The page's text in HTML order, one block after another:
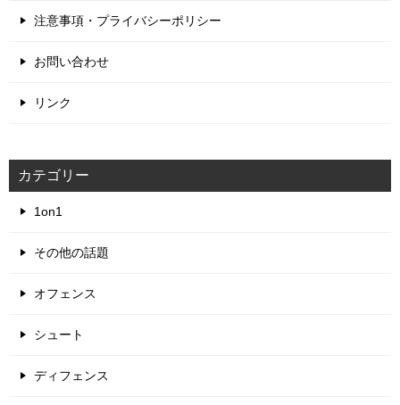
注意事項・プライバシーポリシー
お問い合わせ
リンク
カテゴリー
1on1
その他の話題
オフェンス
シュート
ディフェンス